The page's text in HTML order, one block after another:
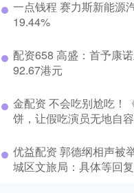
一点钱程 赛力斯新能源
19.44%
配资658 高盛：首予康
92.67港元
金配资 不会吃别尬吃！
饼，让假吃演员无地自容
优益配资 郭德纲相声被
城区文旅局：具体等回复